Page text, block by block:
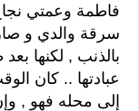
فاطمة وعمتي
سرقة والدي و
بالذنب , لكنها
عبادتها .. كان
إلى محله فهو ,